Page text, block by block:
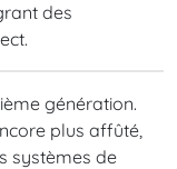
des
génération.
plus affûté,
systèmes de